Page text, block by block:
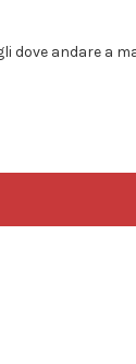
dove andare a